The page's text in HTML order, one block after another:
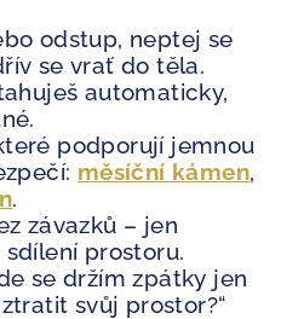
odstup, neptej se
se vrať do těla.
automaticky,
podporují jemnou
měsíční kámen
.
závazků – jen
prostoru.
se držím zpátky jen
svůj prostor?“